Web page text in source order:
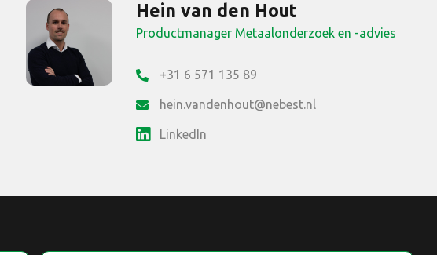
Hein van den Hout
Productmanager Metaalonderzoek en -advies
+31 6 571 135 89
hein.vandenhout@nebest.nl
LinkedIn